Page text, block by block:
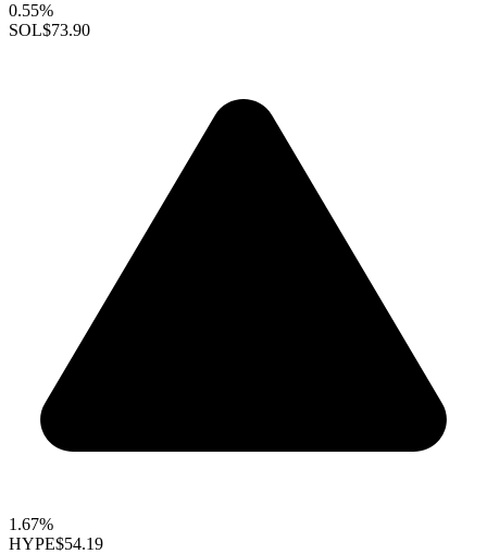
0.55%
SOL$73.90
1.67%
HYPE$54.19